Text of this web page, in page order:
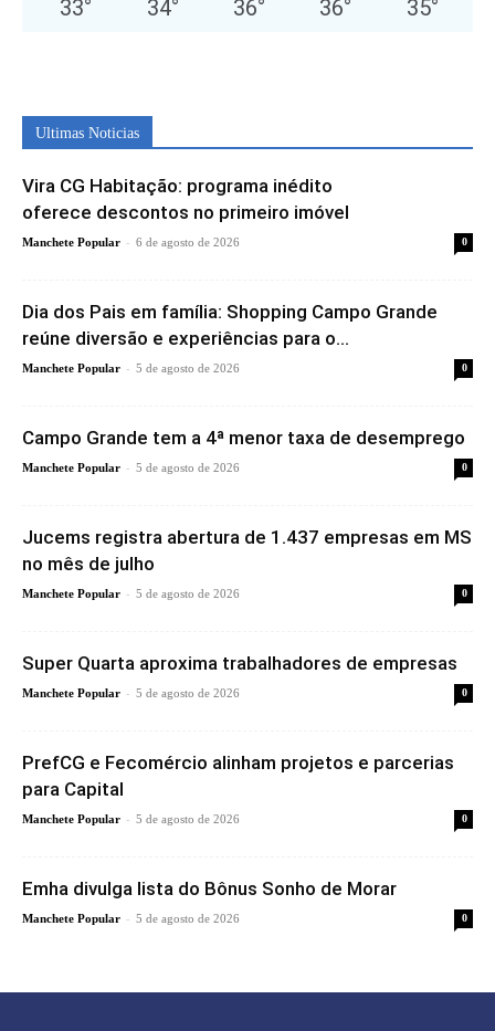
33° 34° 36° 36° 35°
Ultimas Noticias
Vira CG Habitação: programa inédito
oferece descontos no primeiro imóvel
Manchete Popular - 6 de agosto de 2026 0
Dia dos Pais em família: Shopping Campo Grande
reúne diversão e experiências para o...
Manchete Popular - 5 de agosto de 2026 0
Campo Grande tem a 4ª menor taxa de desemprego
Manchete Popular - 5 de agosto de 2026 0
Jucems registra abertura de 1.437 empresas em MS
no mês de julho
Manchete Popular - 5 de agosto de 2026 0
Super Quarta aproxima trabalhadores de empresas
Manchete Popular - 5 de agosto de 2026 0
PrefCG e Fecomércio alinham projetos e parcerias
para Capital
Manchete Popular - 5 de agosto de 2026 0
Emha divulga lista do Bônus Sonho de Morar
Manchete Popular - 5 de agosto de 2026 0